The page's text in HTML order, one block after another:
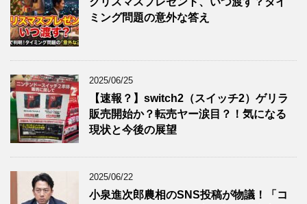
ミング問題の意外な答え
2025/06/25
【速報？】switch2（スイッチ2）ゲリラ
販売開始か？転売ヤー涙目？！気になる
現状と今後の展望
2025/06/22
小泉進次郎農相のSNS投稿が物議！「コ